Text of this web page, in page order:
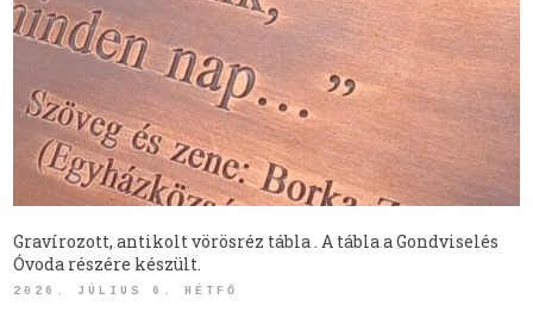
Gravírozott, antikolt vörösréz tábla . A tábla a Gondviselés
Óvoda részére készült.
2026. JÚLIUS 6. HÉTFŐ